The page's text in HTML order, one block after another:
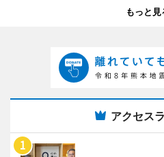
もっと見
アクセス